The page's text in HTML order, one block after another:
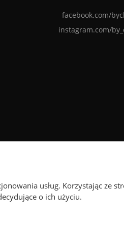
facebook.com/
instagram.com/
usług. Korzystając ze
o ich użyciu.